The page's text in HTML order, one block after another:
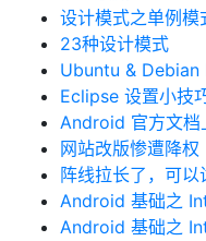
设计模式之单例模
23种设计模式
Ubuntu & Debian
Eclipse 设置小技
Android 官方文档
网站改版惨遭降权
阵线拉长了，可以
Android 基础之
Android 基础之